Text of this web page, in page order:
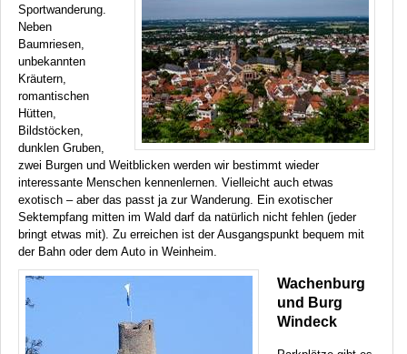
Sportwanderung.
Neben
Baumriesen,
unbekannten
Kräutern,
romantischen
Hütten,
Bildstöcken,
dunklen Gruben,
zwei Burgen und Weitblicken werden wir bestimmt wieder
interessante Menschen kennenlernen. Vielleicht auch etwas
exotisch – aber das passt ja zur Wanderung. Ein exotischer
Sektempfang mitten im Wald darf da natürlich nicht fehlen (jeder
bringt etwas mit). Zu erreichen ist der Ausgangspunkt bequem mit
der Bahn oder dem Auto in Weinheim.
Wachenburg
und Burg
Windeck